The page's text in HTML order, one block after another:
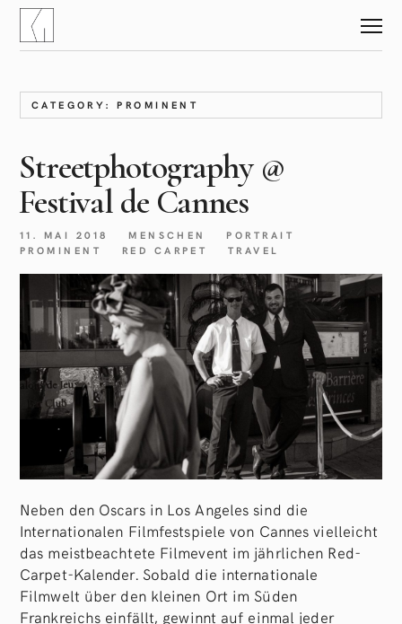
CATEGORY: PROMINENT
Streetphotography @
Festival de Cannes
11. MAI 2018 MENSCHEN
PORTRAIT
PROMINENT
RED CARPET TRAVEL
Neben den Oscars in Los Angeles sind die
Internationalen Filmfestspiele von Cannes vielleicht
das meistbeachtete Filmevent im jährlichen Red-
Carpet-Kalender. Sobald die internationale
Filmwelt über den kleinen Ort im Süden
Frankreichs einfällt, gewinnt auf einmal jeder